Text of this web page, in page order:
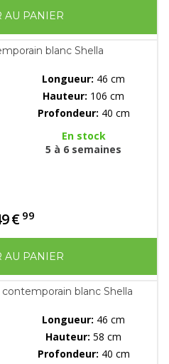
AU PANIER
blanc Shella
Longueur: 46 cm
Hauteur: 106 cm
Profondeur: 40 cm
En stock
5 à 6 semaines
€ 99
AU PANIER
blanc Shella
Longueur: 46 cm
Hauteur: 58 cm
Profondeur: 40 cm